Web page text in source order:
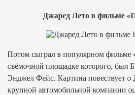
Джаред Лето в фильме
Потом сыграл в популярном фильме
съёмочной площадке которого, был
Энджел Фейс. Картина повествует
крупной автомобильной компании